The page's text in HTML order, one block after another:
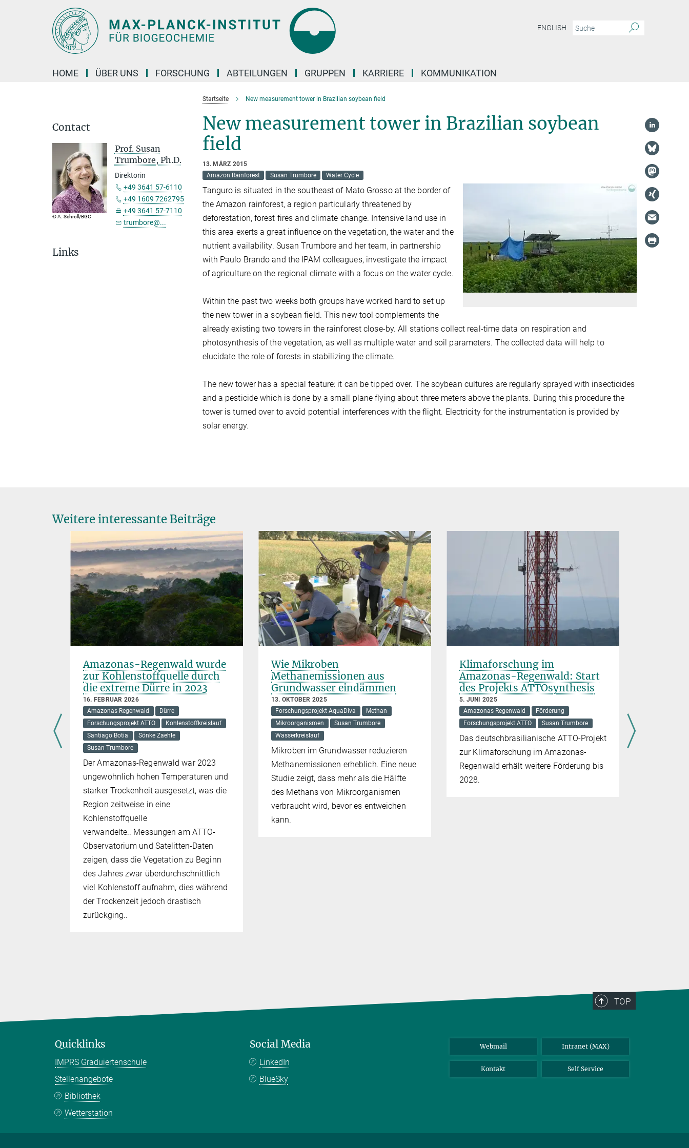
ENGLISH
HOME ÜBER UNS FORSCHUNG ABTEILUNGEN GRUPPEN KARRIERE KOMMUNIKATION
Startseite New measurement tower in Brazilian soybean field
New measurement tower in Brazilian soybean
field
13. MÄRZ 2015
Amazon Rainforest
Susan Trumbore Water Cycle
Tanguro is situated in the southeast of Mato Grosso at the border of
the Amazon rainforest, a region particularly threatened by
deforestation, forest fires and climate change. Intensive land use in
this area exerts a great influence on the vegetation, the water and the
nutrient availability. Susan Trumbore and her team, in partnership
with Paulo Brando and the IPAM colleagues, investigate the impact
of agriculture on the regional climate with a focus on the water cycle.
Within the past two weeks both groups have worked hard to set up
the new tower in a soybean field. This new tool complements the
already existing two towers in the rainforest close-by. All stations collect real-time data on respiration and
photosynthesis of the vegetation, as well as multiple water and soil parameters. The collected data will help to
elucidate the role of forests in stabilizing the climate.
The new tower has a special feature: it can be tipped over. The soybean cultures are regularly sprayed with insecticides
and a pesticide which is done by a small plane flying about three meters above the plants. During this procedure the
tower is turned over to avoid potential interferences with the flight. Electricity for the instrumentation is provided by
solar energy.
Contact
© A. Schroll/BGC
Prof. Susan
Trumbore, Ph.D.
Direktorin
+49 3641 57-6110
+49 1609 7262795
+49 3641 57-7110
trumbore@...
Links
Weitere interessante Beiträge
Amazonas-Regenwald wurde
zur Kohlenstoffquelle durch
die extreme Dürre in 2023
16. FEBRUAR 2026
Amazonas Regenwald
Dürre
Forschungsprojekt ATTO
Kohlenstoffkreislauf
Santiago Botia
Sönke Zaehle
Susan Trumbore
Der Amazonas-Regenwald war 2023
ungewöhnlich hohen Temperaturen und
starker Trockenheit ausgesetzt, was die
Region zeitweise in eine
Kohlenstoffquelle
verwandelte.. Messungen am ATTO-
Observatorium und Satelitten-Daten
zeigen, dass die Vegetation zu Beginn
des Jahres zwar überdurchschnittlich
viel Kohlenstoff aufnahm, dies während
der Trockenzeit jedoch drastisch
zurückging..
Wie Mikroben
Methanemissionen aus
Grundwasser eindämmen
13. OKTOBER 2025
Forschungsprojekt AquaDiva
Methan
Mikroorganismen
Susan Trumbore
Wasserkreislauf
Mikroben im Grundwasser reduzieren
Methanemissionen erheblich. Eine neue
Studie zeigt, dass mehr als die Hälfte
des Methans von Mikroorganismen
verbraucht wird, bevor es entweichen
kann.
Klimaforschung im
Amazonas-Regenwald: Start
des Projekts ATTOsynthesis
5. JUNI 2025
Amazonas Regenwald
Förderung
Forschungsprojekt ATTO
Susan Trumbore
Das deutschbrasilianische ATTO-Projekt
zur Klimaforschung im Amazonas-
Regenwald erhält weitere Förderung bis
2028.
TOP
Quicklinks
IMPRS Graduiertenschule
Stellenangebote
Bibliothek
Wetterstation
Social Media
LinkedIn
BlueSky
Webmail Intranet (MAX)
Kontakt Self Service